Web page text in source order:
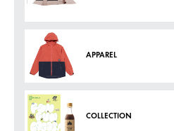
APPAREL
COLLECTION